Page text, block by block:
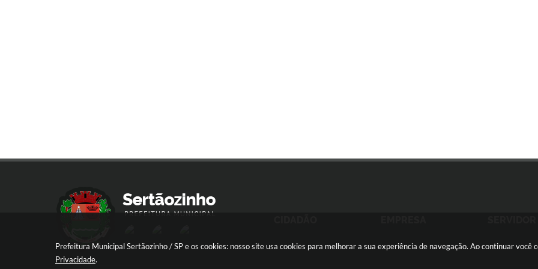
Prefeitura Municipal Sertãozinho / SP e os cookies: nosso site usa cookies para melhorar a sua experiência de navegação. Ao continuar você
Privacidade.